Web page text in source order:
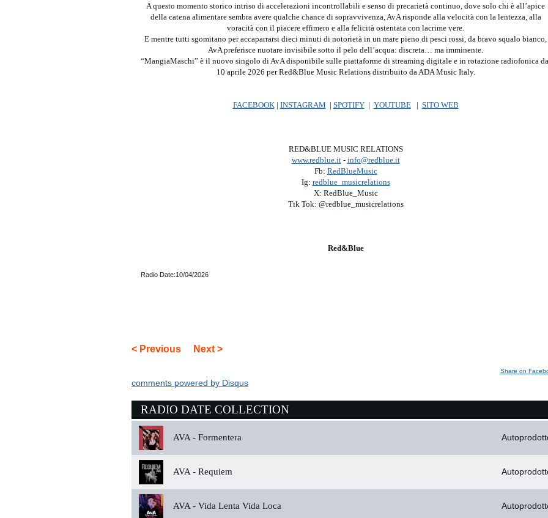
A questo momento storico intriso di accelerazioni incontrollabili e senso di precarietà continuo, dove solo chi è all’apice
della catena alimentare sembra avere qualche chance di sopravvivenza, AvA risponde alla velocità con la lentezza, alla
voracità con il piacere effimero e alla felicità ostentata con lacrime vere.
E mentre tutti sgomitano per accaparrarsi dieci minuti di notorietà in un mare pieno di pesci rossi, da bravo squalo bianco,
AvA preferisce nuotare invisibile sotto il pelo dell’acqua: discreta… ma imminente.
“MangiaMaschi” è il nuovo singolo di AvA disponibile sulle piattaforme di streaming digitale e in rotazione radiofonica
10 aprile 2026 per Red&Blue Music Relations distribuito da ADA Music Italy.
FACEBOOK| INSTAGRAM | SPOTIFY| YOUTUBE| SITO WEB
RED&BLUE MUSIC RELATIONS
www.redblue.it- info@redblue.it
Fb: RedBlueMusic
Ig: redblue_musicrelations
X: RedBlue_Music
Tik Tok: @redblue_musicrelations
Red&Blue
Radio Date:10/04/2026
< Previous Next >
Share on
comments powered by Disqus
RADIO DATE COLLECTION
AVA - Formentera
AVA - Requiem
AVA - Vida Lenta Vida Loca